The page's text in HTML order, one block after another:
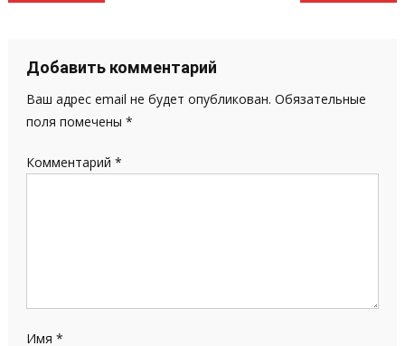
записям
Добавить комментарий
Ваш адрес email не будет опубликован. Обязательные
поля помечены *
Комментарий *
Имя *